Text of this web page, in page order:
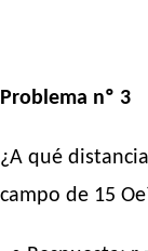
Problema nº 3
¿A qué
campo de 15